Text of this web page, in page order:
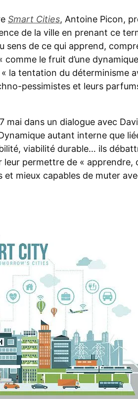
Smart Cities, Antoine Picon,
de la ville en prenant ce
sens de ce qui apprend,
le fruit d’une
la tentation du déterminisme
pessimistes et leurs
mai dans un dialogue avec
autant interne que
viabilité durable… ils
leur permettre de « apprendre,
et mieux capables de muter